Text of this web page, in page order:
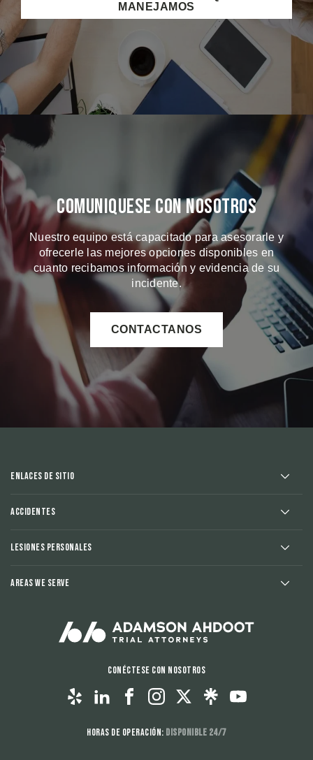
MANEJAMOS
Comuniquese Con Nosotros
Nuestro equipo está capacitado para asesorarle y
ofrecerle las mejores opciones disponibles en
cuanto recibamos información y evidencia de su
incidente.
CONTACTANOS
Enlaces de sitio
Accidentes
Lesiones Personales
Areas We Serve
Conéctese con nosotros
Horas de operación: Disponible 24/7